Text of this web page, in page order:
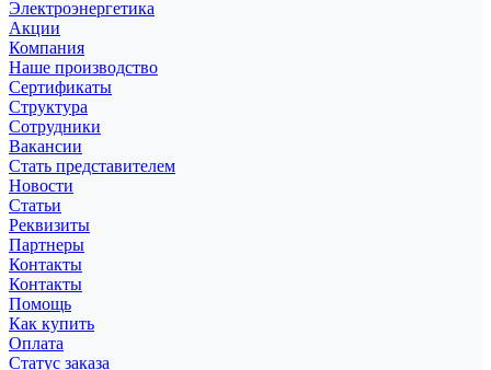
Электроэнергетика
Акции
Компания
Наше производство
Сертификаты
Структура
Сотрудники
Вакансии
Стать представителем
Новости
Статьи
Реквизиты
Партнеры
Контакты
Контакты
Помощь
Как купить
Оплата
Статус заказа